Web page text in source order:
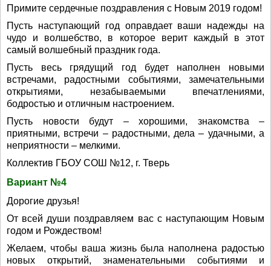
Примите сердечные поздравления с Новым 2019 годом!
Пусть наступающий год оправдает ваши надежды на
чудо и волшебство, в которое верит каждый в этот
самый волшебный праздник года.
Пусть весь грядущий год будет наполнен новыми
встречами, радостными событиями, замечательными
открытиями, незабываемыми впечатлениями,
бодростью и отличным настроением.
Пусть новости будут – хорошими, знакомства –
приятными, встречи – радостными, дела – удачными, а
неприятности – мелкими.
Коллектив ГБОУ СОШ №12, г. Тверь
Вариант №4
Дорогие друзья!
От всей души поздравляем вас с наступающим Новым
годом и Рождеством!
Желаем, чтобы ваша жизнь была наполнена радостью
новых открытий, знаменательными событиями и